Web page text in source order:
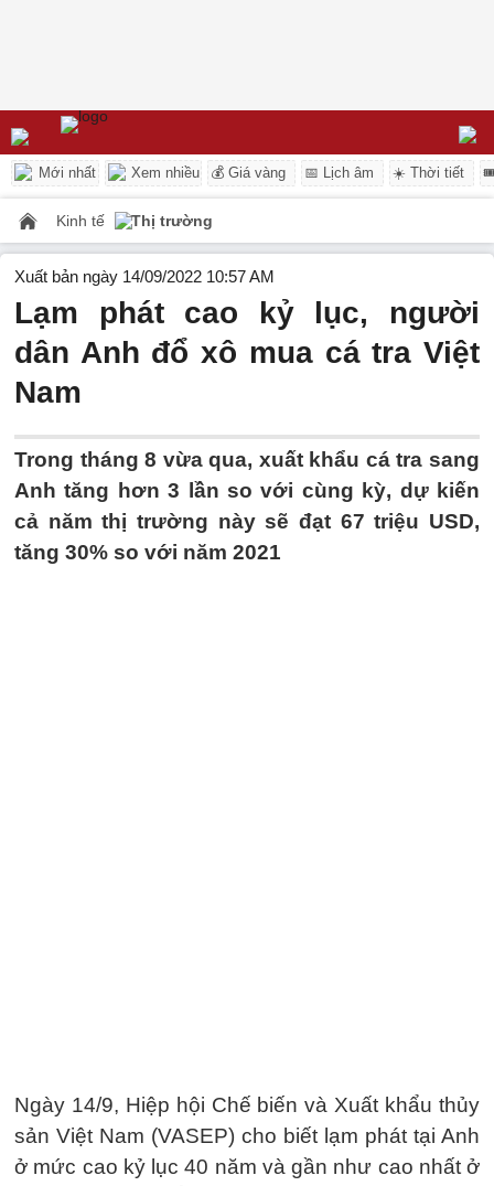
Mới nhất Xem nhiều 💰 Giá vàng 📅 Lịch âm ☀️ Thời tiết
Kinh tế Thị trường
Xuất bản ngày 14/09/2022 10:57 AM
Lạm phát cao kỷ lục, người
dân Anh đổ xô mua cá tra Việt
Nam
Trong tháng 8 vừa qua, xuất khẩu cá tra sang
Anh tăng hơn 3 lần so với cùng kỳ, dự kiến
cả năm thị trường này sẽ đạt 67 triệu USD,
tăng 30% so với năm 2021
Ngày 14/9, Hiệp hội Chế biến và Xuất khẩu thủy
sản Việt Nam (VASEP) cho biết lạm phát tại Anh
ở mức cao kỷ lục 40 năm và gần như cao nhất ở